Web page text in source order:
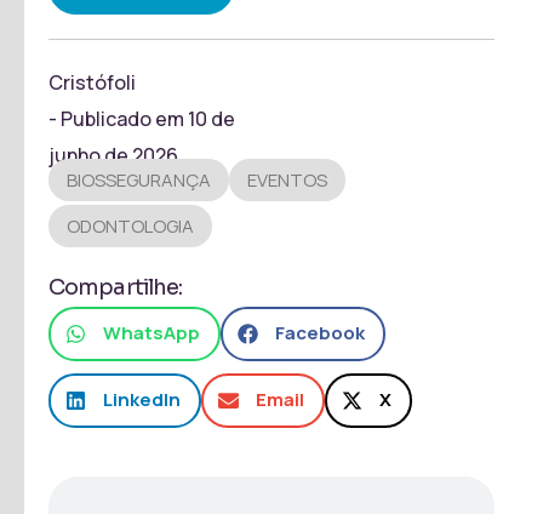
Cristófoli
- Publicado em 10 de
junho de 2026
BIOSSEGURANÇA
EVENTOS
ODONTOLOGIA
Compartilhe:
WhatsApp Facebook
LinkedIn Email X